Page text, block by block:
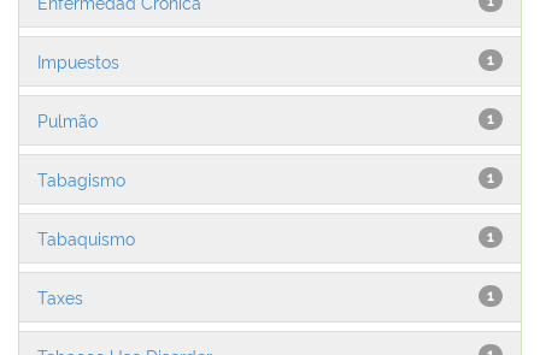
1
Impuestos
1
Pulmão
1
Tabagismo
1
Tabaquismo
1
Taxes